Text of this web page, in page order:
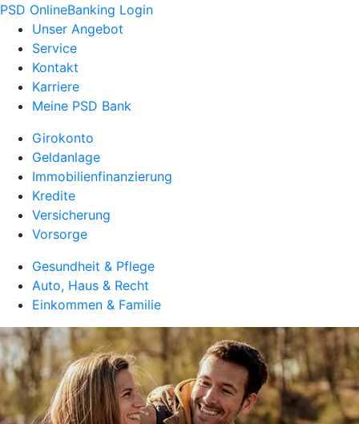
PSD OnlineBanking Login
Unser Angebot
Service
Kontakt
Karriere
Meine PSD Bank
Girokonto
Geldanlage
Immobilienfinanzierung
Kredite
Versicherung
Vorsorge
Gesundheit & Pflege
Auto, Haus & Recht
Einkommen & Familie